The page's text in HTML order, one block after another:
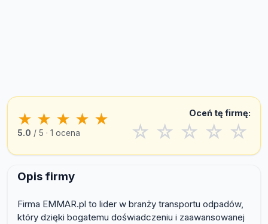
★ ★ ★ ★ ★
5.0 / 5 · 1 ocena
Oceń tę firmę:
☆ ☆ ☆ ☆ ☆
Opis firmy
Firma EMMAR.pl to lider w branży transportu odpadów,
który dzięki bogatemu doświadczeniu i zaawansowanej